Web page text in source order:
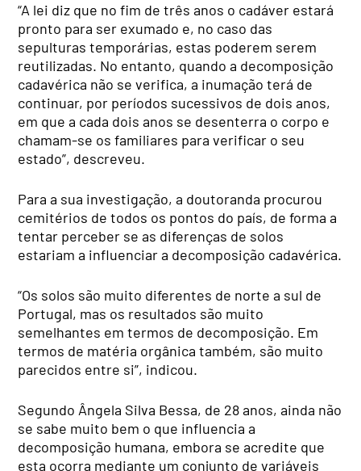
“A lei diz que no fim de três anos o cadáver estará
pronto para ser exumado e, no caso das
sepulturas temporárias, estas poderem serem
reutilizadas. No entanto, quando a decomposição
cadavérica não se verifica, a inumação terá de
continuar, por períodos sucessivos de dois anos,
em que a cada dois anos se desenterra o corpo e
chamam-se os familiares para verificar o seu
estado”, descreveu.
Para a sua investigação, a doutoranda procurou
cemitérios de todos os pontos do país, de forma a
tentar perceber se as diferenças de solos
estariam a influenciar a decomposição cadavérica.
“Os solos são muito diferentes de norte a sul de
Portugal, mas os resultados são muito
semelhantes em termos de decomposição. Em
termos de matéria orgânica também, são muito
parecidos entre si”, indicou.
Segundo Ângela Silva Bessa, de 28 anos, ainda não
se sabe muito bem o que influencia a
decomposição humana, embora se acredite que
esta ocorra mediante um conjunto de variáveis